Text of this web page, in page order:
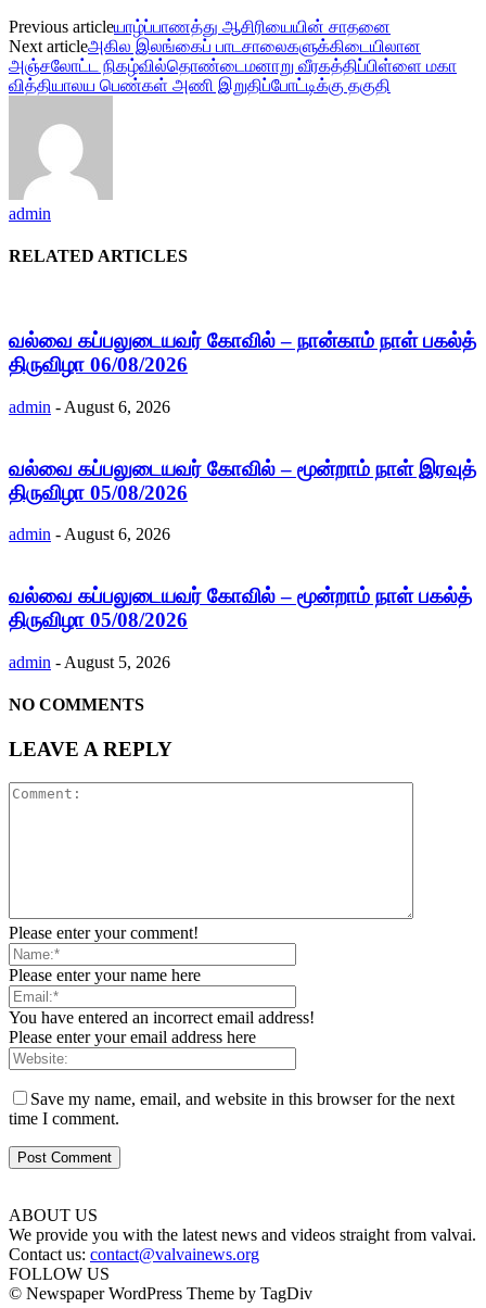
Previous articleயாழ்ப்பாணத்து ஆசிரியையின் சாதனை
Next articleஅகில இலங்கைப் பாடசாலைகளுக்கிடையிலான
அஞ்சலோட்ட நிகழ்வில்தொண்டைமனாறு வீரகத்திப்பிள்ளை மகா
வித்தியாலய பெண்கள் அணி இறுதிப்போட்டிக்கு தகுதி
admin
RELATED ARTICLES
வல்வை கப்பலுடையவர் கோவில் – நான்காம் நாள் பகல்த்
திருவிழா 06/08/2026
admin - August 6, 2026
வல்வை கப்பலுடையவர் கோவில் – மூன்றாம் நாள் இரவுத்
திருவிழா 05/08/2026
admin - August 6, 2026
வல்வை கப்பலுடையவர் கோவில் – மூன்றாம் நாள் பகல்த்
திருவிழா 05/08/2026
admin - August 5, 2026
NO COMMENTS
LEAVE A REPLY
Please enter your comment!
Please enter your name here
You have entered an incorrect email address!
Please enter your email address here
Save my name, email, and website in this browser for the next
time I comment.
ABOUT US
We provide you with the latest news and videos straight from valvai.
Contact us: contact@valvainews.org
FOLLOW US
© Newspaper WordPress Theme by TagDiv